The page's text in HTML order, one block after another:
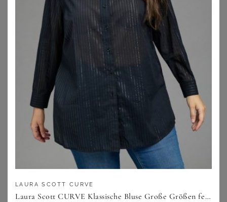
SHEEGO ZU SHEEGO
2
Blusen in großen Größen – Passend
für alle Kurven
LAURA SCOTT CURVE
Laura Scott CURVE Klassische Bluse Große Größen femininer Stil, aus Baumwolle, mit feinem Nadelstreifenmuster